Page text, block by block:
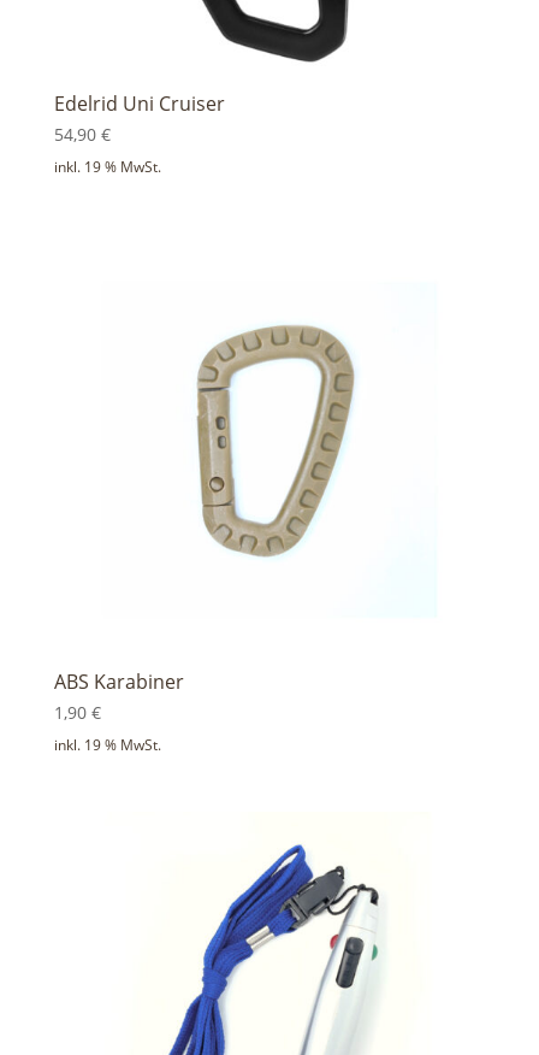
Edelrid Uni Cruiser
54,90 €
inkl. 19 % MwSt.
ABS Karabiner
1,90 €
inkl. 19 % MwSt.